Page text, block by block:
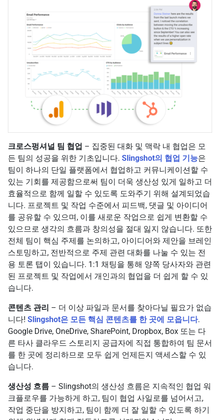
크로스펑셔널 팀 협업 – 집중된 대화 및 맥락 내 협업은 모
든 팀의 성공을 위한 기초입니다. Slingshot의 협업 기능은
팀이 하나의 단일 플랫폼에서 협업하고 커뮤니케이션할 수
있는 기회를 제공함으로써 팀이 더욱 생산성 있게 일하고 더
효율적으로 함께 일할 수 있도록 도와주기 위해 설계되었습
니다. 프로젝트 및 작업 수준에서 피드백, 댓글 및 아이디어
를 공유할 수 있으며, 이를 새로운 작업으로 쉽게 변환할 수
있으므로 생각의 흐름과 창의성을 절대 잃지 않습니다. 또한
전체 팀이 핵심 주제를 논의하고, 아이디어와 제안을 브레인
스토밍하고, 전반적으로 주제 관련 대화를 나눌 수 있는 전
용 토론 탭이 있습니다. 1:1 채팅을 통해 양쪽 당사자와 관련
된 프로젝트 및 작업에서 개인과의 협업을 더 쉽게 할 수 있
습니다.
콘텐츠 관리 – 더 이상 파일과 문서를 찾아다닐 필요가 없습
니다! Slingshot은 모든 핵심 콘텐츠를 한 곳에 모읍니다.
Google Drive, OneDrive, SharePoint, Dropbox, Box 또는 다
른 타사 클라우드 스토리지 공급자에 직접 통합하여 팀 문서
를 한 곳에 정리하므로 모두 쉽게 언제든지 액세스할 수 있
습니다.
생산성 흐름 – Slingshot의 생산성 흐름은 지속적인 협업 워
크플로우를 가능하게 하고, 팀이 협업 사일로를 넘어서고,
작업 중단을 방지하고, 팀이 함께 더 잘 일할 수 있도록 하기